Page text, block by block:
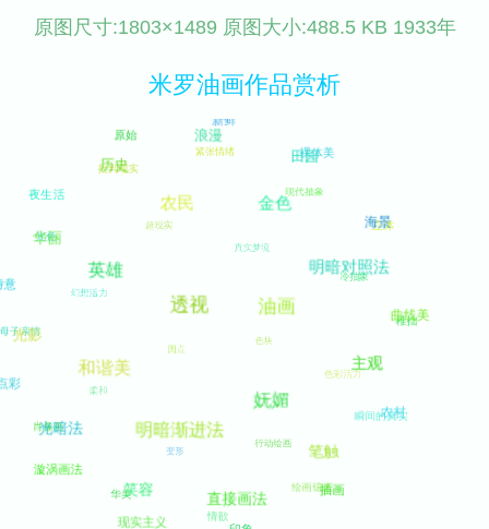
原图尺寸:1803×1489 原图大小:488.5 KB 1933年
米罗油画作品赏析